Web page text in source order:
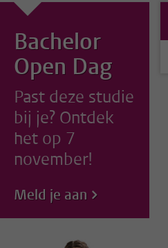
Bachelor
Open Dag
Past deze studie
bij je? Ontdek
het op 7
november!
Meld je aan